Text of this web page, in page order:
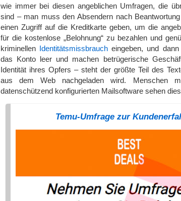
wie immer bei diesen angeblichen Umfragen, die
sind – man muss den Absendern nach
einen Zugriff auf die Kreditkarte geben, um die
für die kostenlose „Belohnung“ zu bezahlen und
kriminellen Identitätsmissbrauch eingeben, und
das Konto leer und machen betrügerische
Identität ihres Opfers – steht der größte Teil des
aus dem Web nachgeladen wird. Menschen
datenschützend konfigurierten Mailsoftware sehen
Temu-Umfrage zur